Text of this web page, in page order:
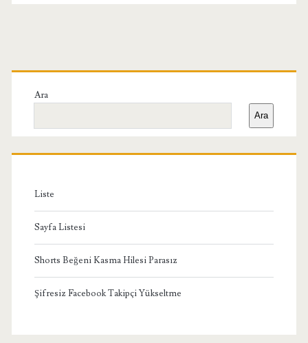
Birincil
Yan
Menü
Ara
Ara
Liste
Sayfa Listesi
Shorts Beğeni Kasma Hilesi Parasız
Şifresiz Facebook Takipçi Yükseltme